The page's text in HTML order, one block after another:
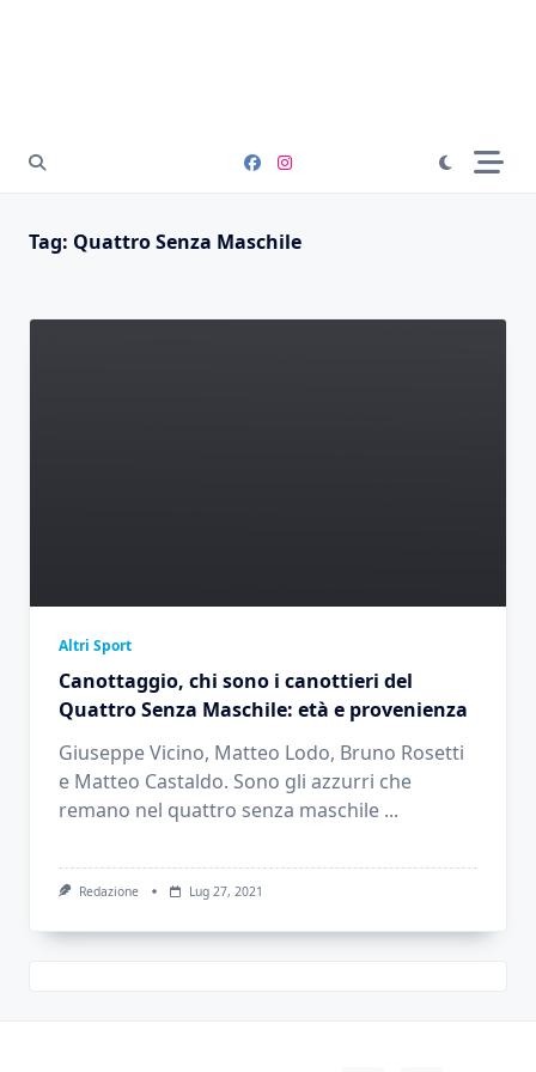
Tag: Quattro Senza Maschile
Altri Sport
Canottaggio, chi sono i canottieri del
Quattro Senza Maschile: età e provenienza
Giuseppe Vicino, Matteo Lodo, Bruno Rosetti
e Matteo Castaldo. Sono gli azzurri che
remano nel quattro senza maschile ...
Redazione Lug 27, 2021